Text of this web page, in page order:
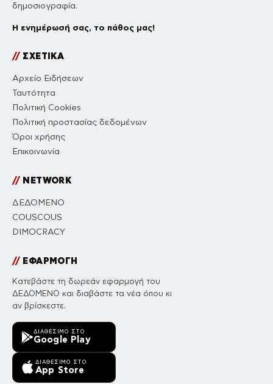
δημοσιογραφία.
Η ενημέρωσή σας, το πάθος μας!
//ΣΧΕΤΙΚΑ
Αρχείο Ειδήσεων
Ταυτότητα
Πολιτική Cookies
Πολιτική προστασίας δεδομένων
Όροι χρήσης
Επικοινωνία
//NETWORK
ΔΕΔΟΜΕΝΟ
COUSCOUS
DIMOCRACY
//ΕΦΑΡΜΟΓΗ
Κατεβάστε τη δωρεάν εφαρμογή του
ΔΕΔΟΜΕΝΟ και διαβάστε τα νέα όπου κι
αν βρίσκεστε.
ΔΙΑΘΈΣΙΜΟ ΣΤΟ
Google Play
ΔΙΑΘΈΣΙΜΟ ΣΤΟ
App Store